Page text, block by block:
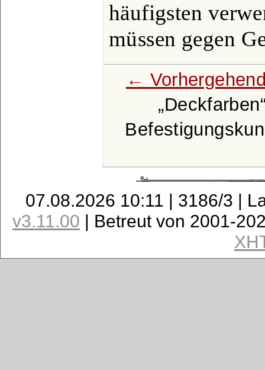
häufigsten
müssen gegen
←
Deckfarben
07.08.2026 10:11 | 3186/3 |
v3.11.00 | Betreut von 2001-